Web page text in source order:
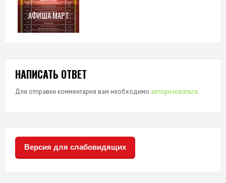
АФИША МАРТ
НАПИСАТЬ ОТВЕТ
Для отправки комментария вам необходимо авторизоваться.
Версия для слабовидящих